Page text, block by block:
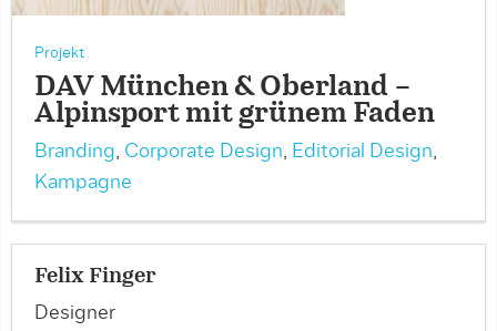
Projekt
DAV München & Oberland –
Alpinsport mit grünem Faden
Branding, Corporate Design, Editorial Design,
Kampagne
Felix Finger
Designer